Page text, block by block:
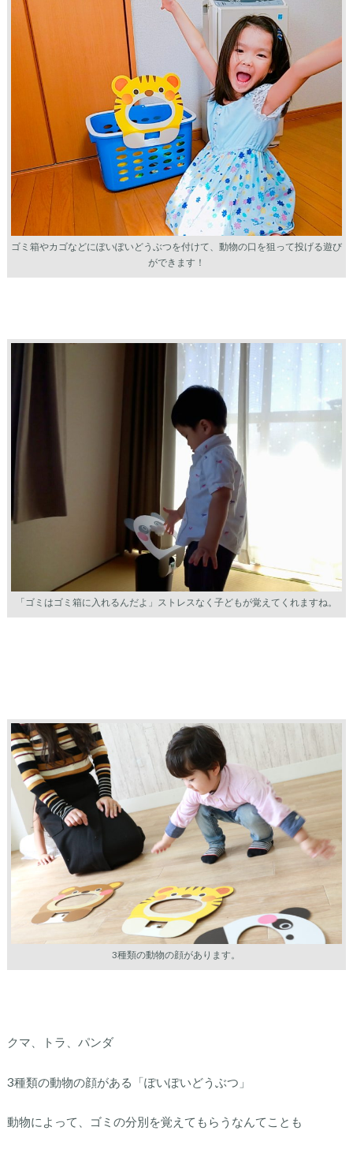
ゴミ箱やカゴなどにぽいぽいどうぶつを付けて、動物の口を狙って投げる遊び
ができます！
「ゴミはゴミ箱に入れるんだよ」ストレスなく子どもが覚えてくれますね。
3種類の動物の顔があります。
クマ、トラ、パンダ
3種類の動物の顔がある「ぽいぽいどうぶつ」
動物によって、ゴミの分別を覚えてもらうなんてことも